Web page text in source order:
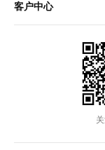
客户中心